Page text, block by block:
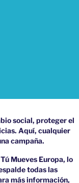
social, proteger el
Aquí, cualquier
campaña.
Mueves Europa, lo
todas las
más información,